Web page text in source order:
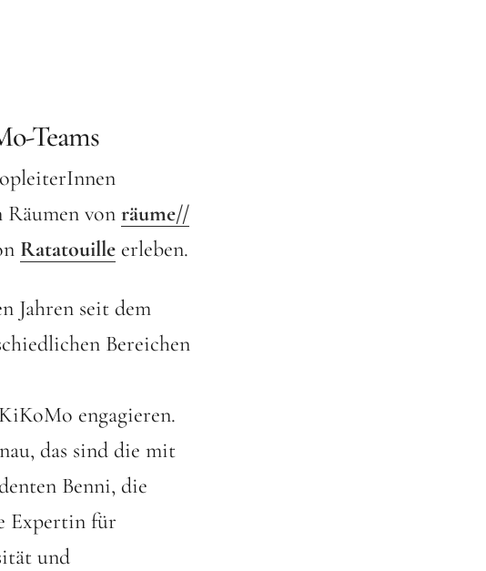
Teams
Räumen von räume//
Ratatouilleerleben.
Jahren seit dem
Bereichen
engagieren.
das sind die mit
Benni, die
Expertin für
und